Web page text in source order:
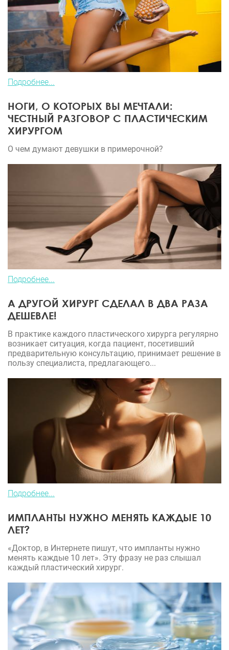
Подробнее...
НОГИ, О КОТОРЫХ ВЫ МЕЧТАЛИ:
ЧЕСТНЫЙ РАЗГОВОР С ПЛАСТИЧЕСКИМ
ХИРУРГОМ
О чем думают девушки в примерочной?
Подробнее...
А ДРУГОЙ ХИРУРГ СДЕЛАЛ В ДВА РАЗА
ДЕШЕВЛЕ!
В практике каждого пластического хирурга регулярно
возникает ситуация, когда пациент, посетивший
предварительную консультацию, принимает решение в
пользу специалиста, предлагающего...
Подробнее...
ИМПЛАНТЫ НУЖНО МЕНЯТЬ КАЖДЫЕ 10
ЛЕТ?
«Доктор, в Интернете пишут, что импланты нужно
менять каждые 10 лет». Эту фразу не раз слышал
каждый пластический хирург.